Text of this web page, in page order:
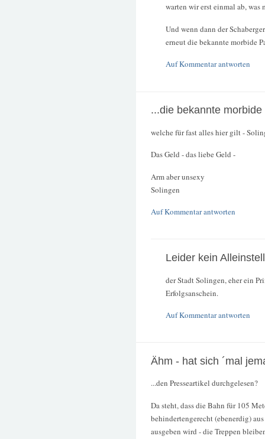
warten wir erst einmal ab, was
Und wenn dann der
erneut die bekannte morbide
Auf Kommentar antworten
...die bekannte
welche für fast alles hier gilt -
Das Geld - das liebe Geld -
Arm aber unsexy
Solingen
Auf Kommentar antworten
Leider kein
der Stadt Solingen, eher ein
Erfolgsanschein.
Auf Kommentar antworten
Ähm - hat sich ´mal
...den Presseartikel durchgelesen?
Da steht, dass die Bahn für 105
behindertengerecht (ebenerdig)
ausgeben wird - die Treppen